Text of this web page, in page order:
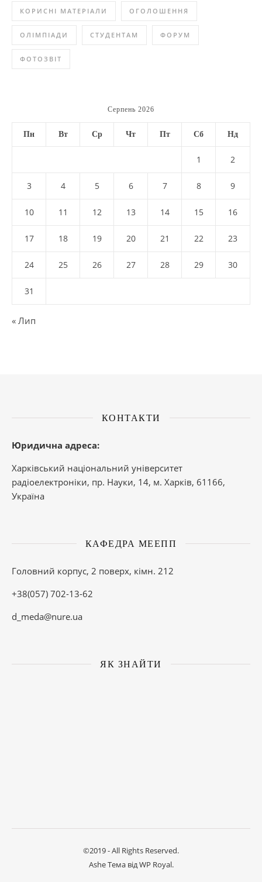
КОРИСНІ МАТЕРІАЛИ ОГОЛОШЕННЯ
ОЛІМПІАДИ СТУДЕНТАМ ФОРУМ
ФОТОЗВІТ
Серпень 2026
Пн Вт Ср Чт Пт Сб Нд
1 2
3 4 5 6 7 8 9
10 11 12 13 14 15 16
17 18 19 20 21 22 23
24 25 26 27 28 29 30
31
« Лип
КОНТАКТИ
Юридична адреса:
Харківський національний університет
радіоелектроніки, пр. Науки, 14, м. Харків, 61166,
Україна
КАФЕДРА МЕЕПП
Головний корпус, 2 поверх, кімн. 212
+38(057) 702-13-62
d_meda@nure.ua
ЯК ЗНАЙТИ
©2019 - All Rights Reserved.
Ashe Тема відWP Royal.